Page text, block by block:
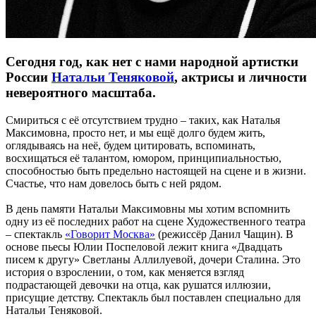
Сегодня год, как нет с нами народной артистки
России Натальи Теняковой, актрисы и личности
невероятного масштаба.
Смириться с её отсутствием трудно – таких, как Наталья
Максимовна, просто нет, и мы ещё долго будем жить,
оглядываясь на неё, будем цитировать, вспоминать,
восхищаться её талантом, юмором, принципиальностью,
способностью быть предельно настоящей на сцене и в жизни.
Счастье, что нам довелось быть с ней рядом.
В день памяти Натальи Максимовны мы хотим вспомнить
одну из её последних работ на сцене Художественного театра
– спектакль «Говорит Москва» (режиссёр Данил Чащин). В
основе пьесы Юлии Поспеловой лежит книга «Двадцать
писем к другу» Светланы Аллилуевой, дочери Сталина. Это
история о взрослении, о том, как меняется взгляд
подрастающей девочки на отца, как рушатся иллюзии,
присущие детству. Спектакль был поставлен специально для
Натальи Теняковой.